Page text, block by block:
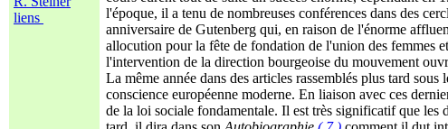
liens
l'époque, il a tenu de nombreuses conférences dans des
anniversaire de Gutenberg qui, en raison de l'énorme
allocution pour la fête de fondation de l'union des femmes
l'intervention de la direction bourgeoise du mouvement
La même année dans des articles rassemblés plus tard sous
conscience européenne moderne. En liaison avec ces
de la loi sociale fondamentale. Il est très significatif que les